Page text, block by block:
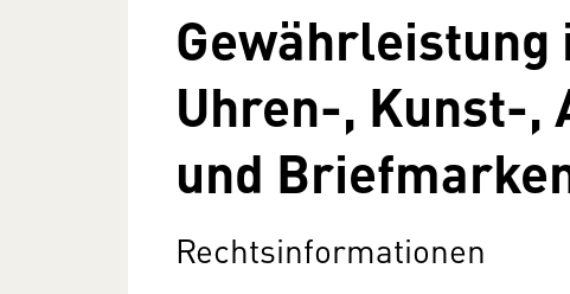
Uhren-, Kunst-,
und
Rechtsinformationen